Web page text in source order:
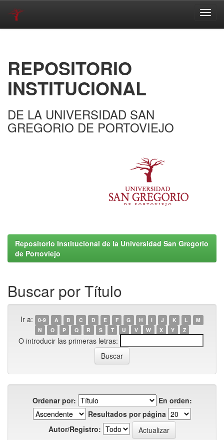
REPOSITORIO
INSTITUCIONAL
DE LA UNIVERSIDAD SAN
GREGORIO DE PORTOVIEJO
Repositorio Institucional de la Universidad San Gregorio
de Portoviejo
Buscar por Título
Ir a: 0-9 A B C D E F G H I J K L
M
N
O P Q R S T U V W X Y Z
O introducir las primeras letras:
Ordenar por:
En orden:
Resultados por página
Autor/Registro: